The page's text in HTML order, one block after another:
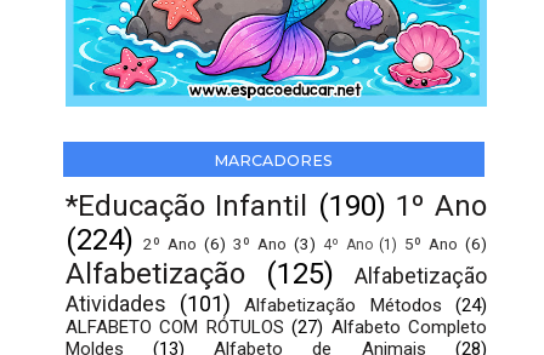
MARCADORES
*Educação Infantil (190) 1º Ano
(224) 2º Ano (6) 3º Ano (3) 4º Ano (1) 5º Ano (6)
Alfabetização (125)
Alfabetização
Atividades
(101) Alfabetização Métodos
(24)
ALFABETO COM RÓTULOS (27) Alfabeto Completo
Moldes
(13) Alfabeto de Animais (28)